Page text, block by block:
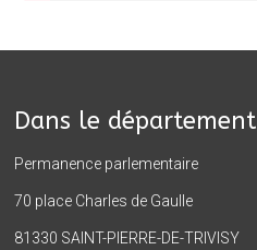
Dans le département
Permanence parlementaire
70 place Charles de Gaulle
81330 SAINT-PIERRE-DE-TRIVISY